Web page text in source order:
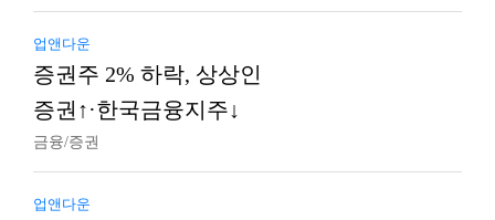
업앤다운
증권주 2% 하락, 상상인
증권↑·한국금융지주↓
금융/증권
업앤다운